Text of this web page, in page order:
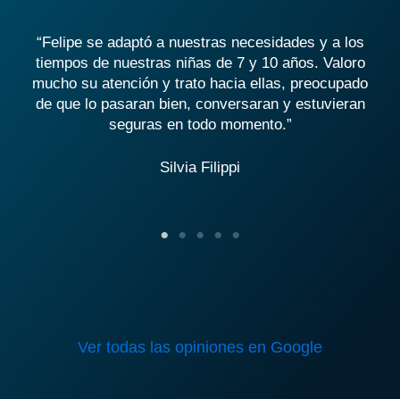
“Felipe se adaptó a nuestras necesidades y a los
tiempos de nuestras niñas de 7 y 10 años. Valoro
mucho su atención y trato hacia ellas, preocupado
de que lo pasaran bien, conversaran y estuvieran
seguras en todo momento.”
Silvia Filippi
Ver todas las opiniones en Google